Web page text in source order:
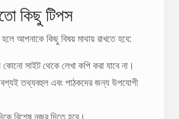
কিছু টিপস
আপনাকে কিছু বিষয় মাথায় রাখতে হবে:
সাইট থেকে লেখা কপি করা যাবে না।
তথ্যবহুল এবং পাঠকদের জন্য উপযোগী